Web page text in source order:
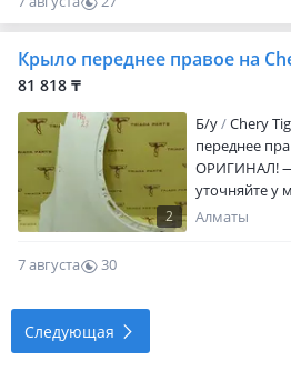
регионы. —
складе
0
Крыло переднее правое на
81 818 ₸
2
Б/y Chery
переднее
ОРИГИНАЛ! —
уточняйте у
все детали
Алматы
7 августа
30
Следующая